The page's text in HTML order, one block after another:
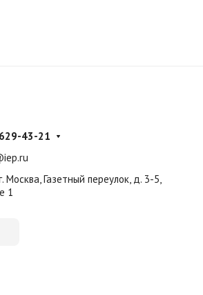
43-21
Москва, Газетный переулок, д. 3-5,
1